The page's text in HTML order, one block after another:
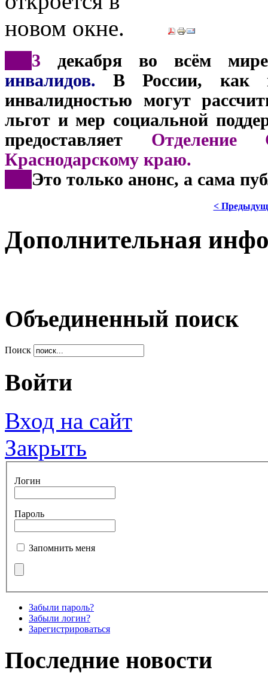
3 декабря во всём мире
инвалидов. В России, как
инвалидностью могут
льгот и мер социальной
предоставляет
Краснодарскому краю.
Это только анонс, а сама
<
Дополнительная
Объединенный поиск
Поиск
Войти
Вход на сайт
Закрыть
Логин
Пароль
Запомнить меня
Забыли пароль?
Забыли логин?
Зарегистрироваться
Последние новости